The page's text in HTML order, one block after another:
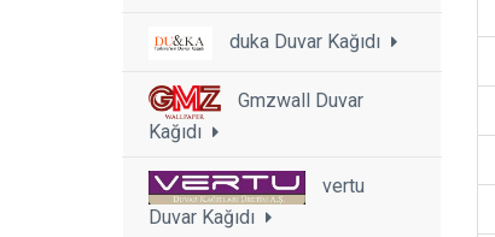
duka Duvar Kağıdı
Gmzwall Duvar
Kağıdı
vertu
Duvar Kağıdı